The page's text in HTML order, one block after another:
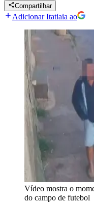
Compartilhar
Adicionar Itatiaia ao
Vídeo mostra o
do campo de futebol